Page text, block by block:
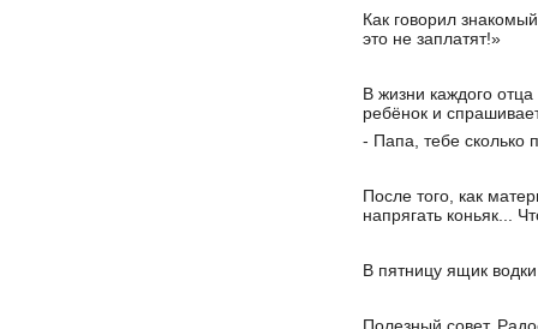
Как говорил
это не заплатят!»
В жизни каждого
ребёнок и
- Папа, тебе сколько
После того, как
напрягать коньяк...
В пятницу ящик